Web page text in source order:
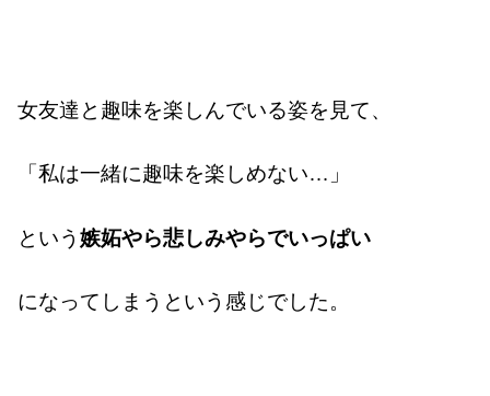
女友達と趣味を楽しんでいる姿を見て、
「私は一緒に趣味を楽しめない…」
という嫉妬やら悲しみやらでいっぱい
になってしまうという感じでした。